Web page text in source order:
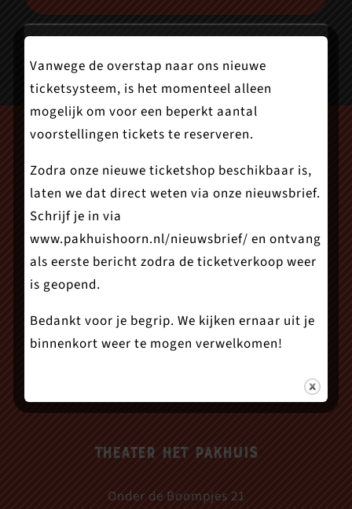
Theater Het Pakhuis
Onder de Boompjes 21
Vanwege de overstap naar ons nieuwe
ticketsysteem, is het momenteel alleen
mogelijk om voor een beperkt aantal
voorstellingen tickets te reserveren.
Zodra onze nieuwe ticketshop beschikbaar is,
laten we dat direct weten via onze nieuwsbrief.
Schrijf je in via
www.pakhuishoorn.nl/nieuwsbrief/ en ontvang
als eerste bericht zodra de ticketverkoop weer
is geopend.
Bedankt voor je begrip. We kijken ernaar uit je
binnenkort weer te mogen verwelkomen!